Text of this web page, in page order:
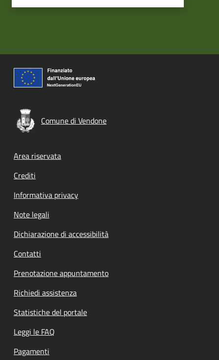
Comune di Vendone
Footer menu
Area riservata
Crediti
Informativa privacy
Note legali
Dichiarazione di accessibilità
Contatti
Prenotazione appuntamento
Richiedi assistenza
Statistiche del portale
Leggi le FAQ
Pagamenti